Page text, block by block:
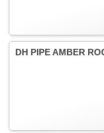
DH PIPE AMBER